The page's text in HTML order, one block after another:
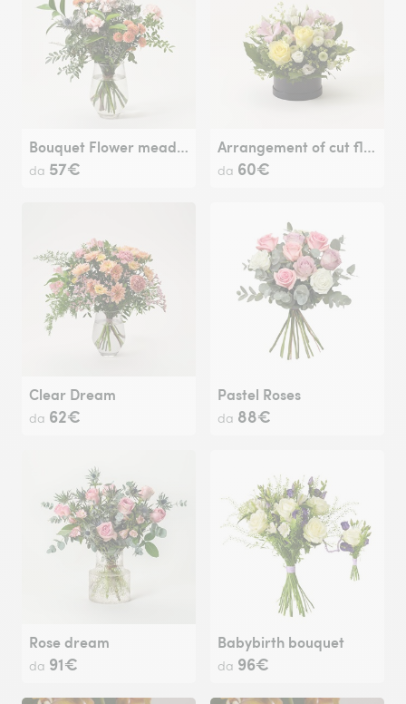
Bouquet Flower meadow
da 57€
Arrangement of cut flowers
da 60€
Clear Dream
da 62€
Pastel Roses
da 88€
Rose dream
da 91€
Babybirth bouquet
da 96€